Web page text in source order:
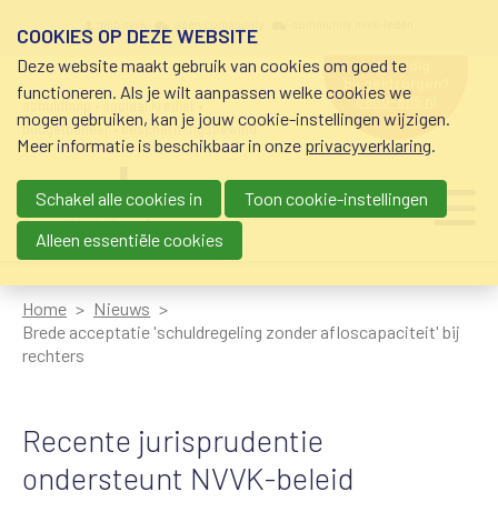
schuldhulp • sociaal krediet •
budgetbeheer • beschermingsbewind
hulp nodig
bij geldzorgen?
0800-8115.nl
Main navigation
Home
Nieuws
Brede acceptatie 'schuldregeling zonder afloscapaciteit' bij
rechters
Recente jurisprudentie
ondersteunt NVVK-beleid
COOKIES OP DEZE WEBSITE
Deze website maakt gebruik van cookies om goed te
functioneren. Als je wilt aanpassen welke cookies we
mogen gebruiken, kan je jouw cookie-instellingen wijzigen.
Meer informatie is beschikbaar in onze privacyverklaring.
Schakel alle cookies in
Toon cookie-instellingen
Alleen essentiële cookies